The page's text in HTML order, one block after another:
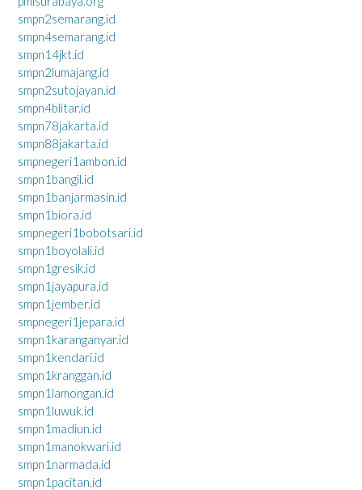
smpn2semarang.id
smpn4semarang.id
smpn14jkt.id
smpn2lumajang.id
smpn2sutojayan.id
smpn4blitar.id
smpn78jakarta.id
smpn88jakarta.id
smpnegeri1ambon.id
smpn1bangil.id
smpn1banjarmasin.id
smpn1biora.id
smpnegeri1bobotsari.id
smpn1boyolali.id
smpn1gresik.id
smpn1jayapura.id
smpn1jember.id
smpnegeri1jepara.id
smpn1karanganyar.id
smpn1kendari.id
smpn1kranggan.id
smpn1lamongan.id
smpn1luwuk.id
smpn1madiun.id
smpn1manokwari.id
smpn1narmada.id
smpn1pacitan.id